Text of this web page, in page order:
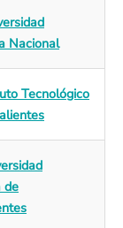
Nacional
Tecnológico
de